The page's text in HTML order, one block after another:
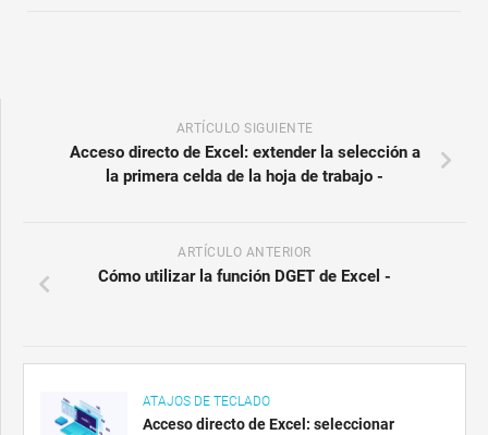
ARTÍCULO SIGUIENTE
Acceso directo de Excel: extender la selección a
la primera celda de la hoja de trabajo -
ARTÍCULO ANTERIOR
Cómo utilizar la función DGET de Excel -
ATAJOS DE TECLADO
Acceso directo de Excel: seleccionar